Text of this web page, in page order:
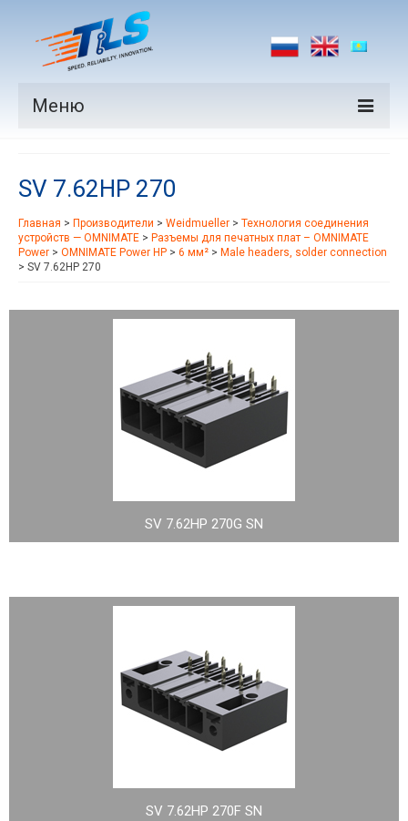
Меню
Производители
Рынки
Новости
SV 7.62HP 270
Главная > Производители > Weidmueller > Технология соединения
устройств — OMNIMATE > Разъемы для печатных плат – OMNIMATE
Power > OMNIMATE Power HP > 6 мм² > Male headers, solder connection
> SV 7.62HP 270
SV 7.62HP 270G SN
SV 7.62HP 270F SN